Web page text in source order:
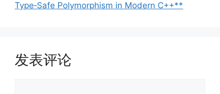
Type‑Safe Polymorphism in Modern C++**
发表评论